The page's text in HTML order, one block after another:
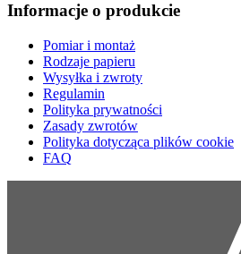
Informacje o produkcie
Pomiar i montaż
Rodzaje papieru
Wysyłka i zwroty
Regulamin
Polityka prywatności
Zasady zwrotów
Polityka dotycząca plików cookie
FAQ